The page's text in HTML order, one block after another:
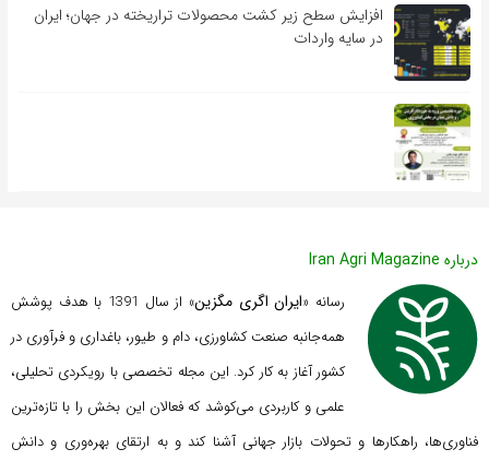
افزایش سطح زیر کشت محصولات تراریخته در جهان؛ ایران
در سایه واردات
درباره Iran Agri Magazine
رسانه «ایران اگری مگزین
» از سال 1391 با هدف پوشش
همه‌جانبه صنعت کشاورزی، دام و طیور، باغداری و فرآوری در
کشور آغاز به کار کرد. این مجله تخصصی با رویکردی تحلیلی،
علمی و کاربردی می‌کوشد که فعالان این بخش را با تازه‌ترین
فناوری‌ها، راهکارها و تحولات بازار جهانی آشنا کند و به ارتقای بهره‌وری و دانش